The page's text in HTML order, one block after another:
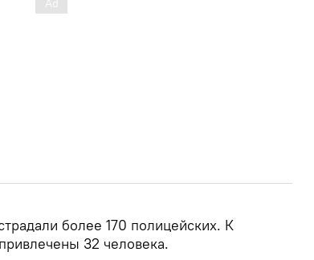
более 170 полицейских. К
32 человека.